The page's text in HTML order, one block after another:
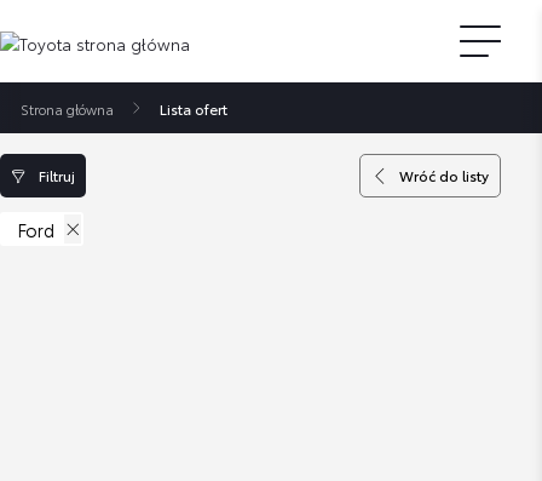
Strona główna Lista ofert
Filtruj Wróć do listy
Ford